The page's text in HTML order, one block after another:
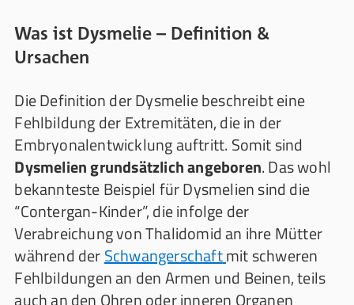
Was ist Dysmelie – Definition &
Ursachen
Die Definition der Dysmelie beschreibt eine
Fehlbildung der Extremitäten, die in der
Embryonalentwicklung auftritt. Somit sind
Dysmelien grundsätzlich angeboren. Das wohl
bekannteste Beispiel für Dysmelien sind die
“Contergan-Kinder”, die infolge der
Verabreichung von Thalidomid an ihre Mütter
während derSchwangerschaftmit schweren
Fehlbildungen an den Armen und Beinen, teils
auch an den Ohren oder inneren Organen